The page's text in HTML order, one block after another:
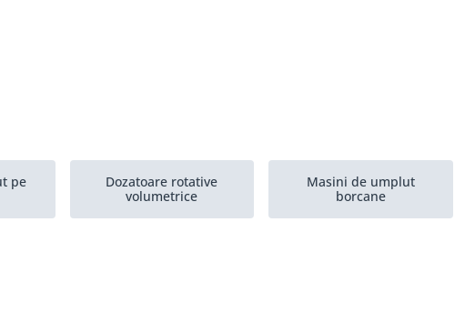
pe
Dozatoare rotative
volumetrice
Masini de umplut
borcane